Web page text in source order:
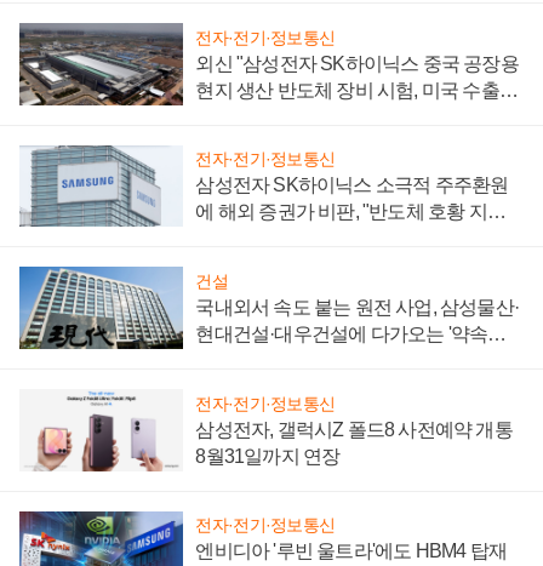
전자·전기·정보통신
외신 "삼성전자 SK하이닉스 중국 공장용
현지 생산 반도체 장비 시험, 미국 수출통
전자·전기·정보통신
삼성전자 SK하이닉스 소극적 주주환원
에 해외 증권가 비판, "반도체 호황 지속
건설
국내외서 속도 붙는 원전 사업, 삼성물산·
현대건설·대우건설에 다가오는 '약속의
전자·전기·정보통신
삼성전자, 갤럭시Z 폴드8 사전예약 개통
8월31일까지 연장
전자·전기·정보통신
엔비디아 '루빈 울트라'에도 HBM4 탑재